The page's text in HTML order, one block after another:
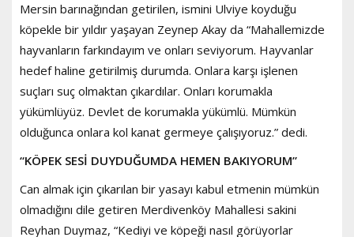
Mersin barınağından getirilen, ismini Ulviye koyduğu
köpekle bir yıldır yaşayan Zeynep Akay da “Mahallemizde
hayvanların farkındayım ve onları seviyorum. Hayvanlar
hedef haline getirilmiş durumda. Onlara karşı işlenen
suçları suç olmaktan çıkardılar. Onları korumakla
yükümlüyüz. Devlet de korumakla yükümlü. Mümkün
olduğunca onlara kol kanat germeye çalışıyoruz.” dedi.
“KÖPEK SESİ DUYDUĞUMDA HEMEN BAKIYORUM”
Can almak için çıkarılan bir yasayı kabul etmenin mümkün
olmadığını dile getiren Merdivenköy Mahallesi sakini
Reyhan Duymaz, “Kediyi ve köpeği nasıl görüyorlar